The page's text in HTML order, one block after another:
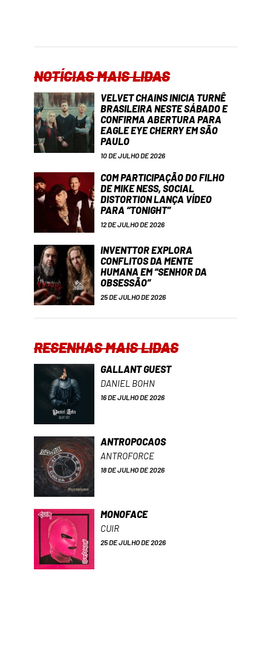
NOTÍCIAS MAIS LIDAS
VELVET CHAINS INICIA TURNÊ
BRASILEIRA NESTE SÁBADO E
CONFIRMA ABERTURA PARA
EAGLE EYE CHERRY EM SÃO
PAULO
10 DE JULHO DE 2026
COM PARTICIPAÇÃO DO FILHO
DE MIKE NESS, SOCIAL
DISTORTION LANÇA VÍDEO
PARA “TONIGHT”
12 DE JULHO DE 2026
INVENTTOR EXPLORA
CONFLITOS DA MENTE
HUMANA EM “SENHOR DA
OBSESSÃO”
25 DE JULHO DE 2026
RESENHAS MAIS LIDAS
GALLANT GUEST
DANIEL BOHN
16 DE JULHO DE 2026
ANTROPOCAOS
ANTROFORCE
18 DE JULHO DE 2026
MONOFACE
CUIR
25 DE JULHO DE 2026